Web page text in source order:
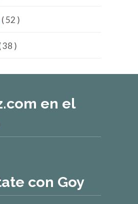
( 52 )
38 )
en el
con Goy